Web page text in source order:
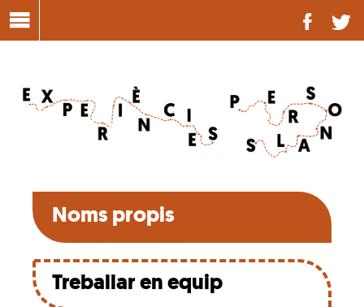
Noms propis
Treballar en equip